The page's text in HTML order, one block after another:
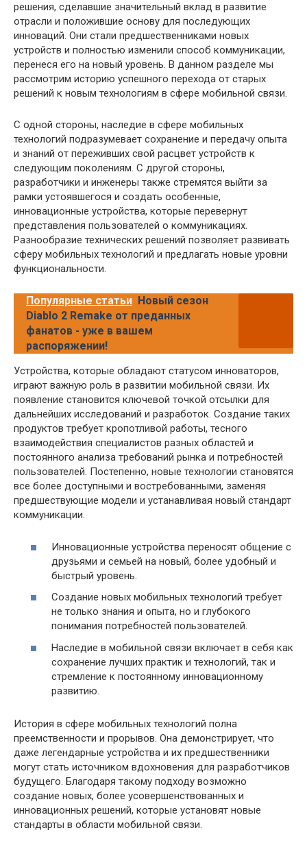
решения, сделавшие значительный вклад в развитие
отрасли и положившие основу для последующих
инноваций. Они стали предшественниками новых
устройств и полностью изменили способ коммуникации,
перенеся его на новый уровень. В данном разделе мы
рассмотрим историю успешного перехода от старых
решений к новым технологиям в сфере мобильной связи.
С одной стороны, наследие в сфере мобильных
технологий подразумевает сохранение и передачу опыта
и знаний от переживших свой расцвет устройств к
следующим поколениям. С другой стороны,
разработчики и инженеры также стремятся выйти за
рамки устоявшегося и создать особенные,
инновационные устройства, которые перевернут
представления пользователей о коммуникациях.
Разнообразие технических решений позволяет развивать
сферу мобильных технологий и предлагать новые уровни
функциональности.
Популярные статьи Новый сезон
Diablo 2 Remake от преданных
фанатов - уже в вашем
распоряжении!
Устройства, которые обладают статусом инноваторов,
играют важную роль в развитии мобильной связи. Их
появление становится ключевой точкой отсылки для
дальнейших исследований и разработок. Создание таких
продуктов требует кропотливой работы, тесного
взаимодействия специалистов разных областей и
постоянного анализа требований рынка и потребностей
пользователей. Постепенно, новые технологии становятся
все более доступными и востребованными, заменяя
предшествующие модели и устанавливая новый стандарт
коммуникации.
Инновационные устройства переносят общение с
друзьями и семьей на новый, более удобный и
быстрый уровень.
Создание новых мобильных технологий требует
не только знания и опыта, но и глубокого
понимания потребностей пользователей.
Наследие в мобильной связи включает в себя как
сохранение лучших практик и технологий, так и
стремление к постоянному инновационному
развитию.
История в сфере мобильных технологий полна
преемственности и прорывов. Она демонстрирует, что
даже легендарные устройства и их предшественники
могут стать источником вдохновения для разработчиков
будущего. Благодаря такому подходу возможно
создание новых, более усовершенствованных и
инновационных решений, которые установят новые
стандарты в области мобильной связи.